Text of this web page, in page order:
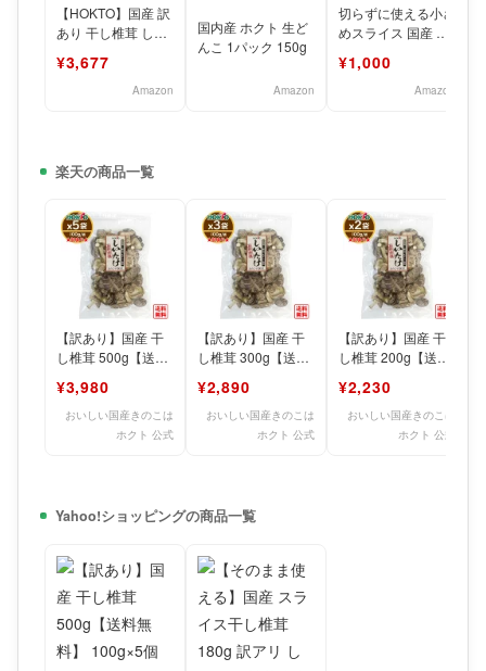
【HOKTO】国産 訳
あり 干し椎茸 しい
大袋 500g
¥3,677
Amazon
国内産 ホクト 生ど
んこ 1パック 150g
Amazon
切らずに使える小さ
めスライス 国産 訳
椎茸 (60g)
¥1,000
Amazon
楽天の商品一覧
【訳あり】国産 干
し椎茸 500g【送料
干ししいたけ 生
¥3,980
おいしい国産きのこは
ホクト 公式
【訳あり】国産 干
し椎茸 300g【送料
け 生どんこ ホクト
¥2,890
おいしい国産きのこは
ホクト 公式
【訳あり】国産 干
し椎茸 200g【送料
け 生どんこ ホクト
¥2,230
おいしい国産きのこは
ホクト 公式
Yahoo!ショッピングの商品一覧